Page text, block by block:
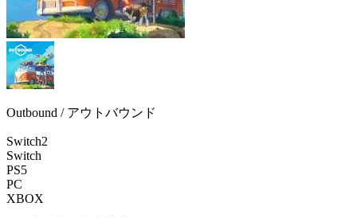
Outbound / アウトバウンド
Switch2
Switch
PS5
PC
XBOX